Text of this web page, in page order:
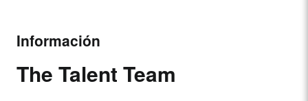
Información
The Talent Team